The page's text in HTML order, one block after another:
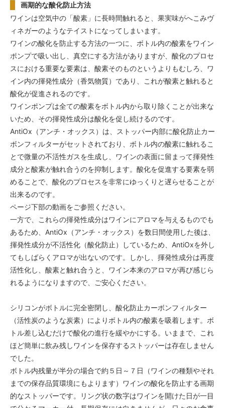
画期的な酸化防止方法
ワインは空気中の「酸素」に長時間触れると、果実味がへこみヴ
ィネガーのようなテイストになってしまいます。
ワインの酸化を防止する方法の一つに、ボトル内の酸素をワイン
ポンプで吸い出し、真空にする方法がありますが、酸化のプロセ
スにおける重要な要素は、酸素そのものというよりもむしろ、ワ
イン内の揮発性成分（香気物質）であり、これが酸素と触れると
酸化が促進されるのです。
ワインポンプは全ての酸素をボトル内から取り除くことが出来な
いため、その揮発性成分は酸化を促し続けるのです。
AntiOx（アンチ・オックス）は、ストッパー内部に酸化防止カー
ボンフィルターがセットされており、ボトル内の酸素に触れるこ
とで微量の不活性ガスを生成し、ワインの表面に留まって揮発性
成分と酸素が触れ合うのを抑制します。酸化を促進する要素を弱
めることで、酸化のプロセスを非常にゆっくりと遅らせることが
出来るのです。
ページ下部の動画をご参照ください。
一方で、これらの揮発性成分はワインにアロマを与えるものでも
あるため、AntiOx（アンチ・オックス）を数日間使用した後は、
揮発性成分が不活性化（酸化防止）しているため、AntiOxを外し
てもしばらくアロマが出ないのです。しかし、揮発性成分は再度
活性化し、酸素と触れ合うと、ワイン本来のアロマが再び感じら
れるようになりますので、ご安心ください。
シリコンがボトルに完全密閉し、酸化防止カーボンフィルター
（活性炭のような炭素）によりボトル内の酸素を吸着します。ボ
トル差し込むだけで酸化の進行を緩やかにする。いままで、これ
ほど簡単に飲み残しワインを保存するストッパーは存在しません
でした。
ボトル内残量が半分の場合で約５日～７日（ワインの種類やそれ
までの保存品質環境にもよります）ワインの酸化を防止する画期
的なストッパーです。リング状の数字はワインを開けた日が一目